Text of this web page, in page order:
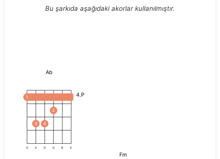
Bu şarkıda aşağıdaki akorlar kullanılmıştır.
Ab
4.P
1
3 4
2
E A D G B E
Fm